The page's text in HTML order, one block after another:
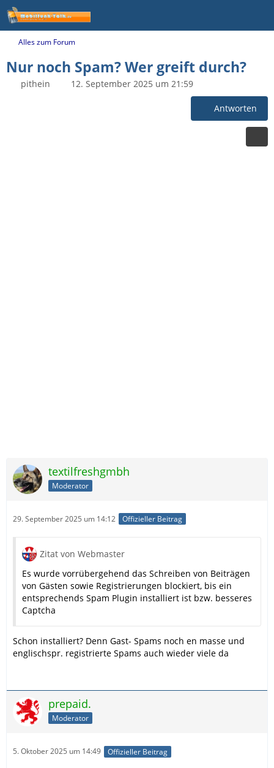
Alles zum Forum
Nur noch Spam? Wer greift durch?
pithein 12. September 2025 um 21:59
Antworten
textilfreshgmbh
Moderator
29. September 2025 um 14:12 Offizieller Beitrag
Zitat von Webmaster
Es wurde vorrübergehend das Schreiben von Beiträgen
von Gästen sowie Registrierungen blockiert, bis ein
entsprechends Spam Plugin installiert ist bzw. besseres
Captcha
Schon installiert? Denn Gast- Spams noch en masse und
englischspr. registrierte Spams auch wieder viele da
prepaid.
Moderator
5. Oktober 2025 um 14:49 Offizieller Beitrag